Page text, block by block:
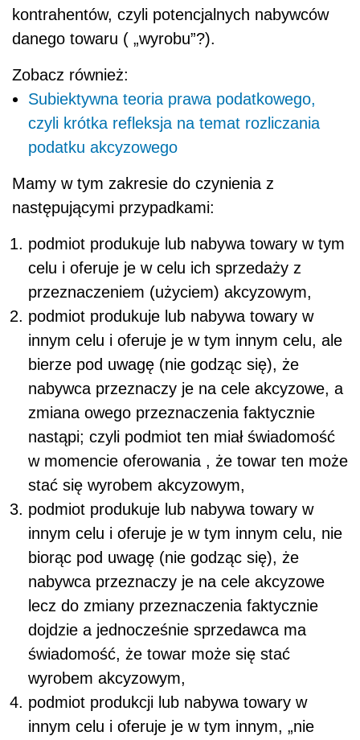
kontrahentów, czyli potencjalnych nabywców
danego towaru ( „wyrobu”?).
Zobacz również:
Subiektywna teoria prawa podatkowego,
czyli krótka refleksja na temat rozliczania
podatku akcyzowego
Mamy w tym zakresie do czynienia z
następującymi przypadkami:
podmiot produkuje lub nabywa towary w tym
celu i oferuje je w celu ich sprzedaży z
przeznaczeniem (użyciem) akcyzowym,
podmiot produkuje lub nabywa towary w
innym celu i oferuje je w tym innym celu, ale
bierze pod uwagę (nie godząc się), że
nabywca przeznaczy je na cele akcyzowe, a
zmiana owego przeznaczenia faktycznie
nastąpi; czyli podmiot ten miał świadomość
w momencie oferowania , że towar ten może
stać się wyrobem akcyzowym,
podmiot produkuje lub nabywa towary w
innym celu i oferuje je w tym innym celu, nie
biorąc pod uwagę (nie godząc się), że
nabywca przeznaczy je na cele akcyzowe
lecz do zmiany przeznaczenia faktycznie
dojdzie a jednocześnie sprzedawca ma
świadomość, że towar może się stać
wyrobem akcyzowym,
podmiot produkcji lub nabywa towary w
innym celu i oferuje je w tym innym, „nie